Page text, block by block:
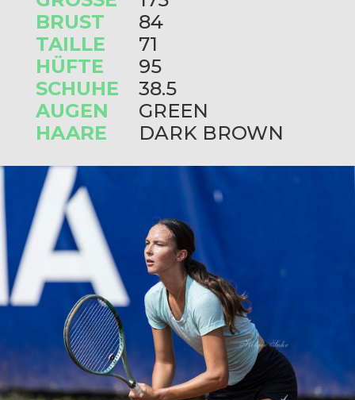
BRUST
TAILLE
HÜFTE
SCHUHE
AUGEN
HAARE
84
71
95
38.5
GREEN
DARK BROWN